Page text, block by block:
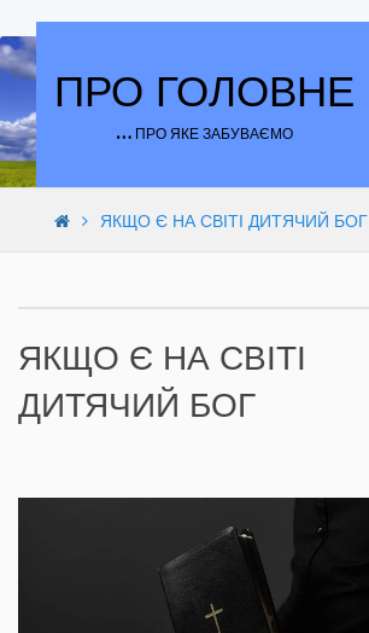
Skip to content
ПРО ГОЛОВНЕ
… ПРО ЯКЕ ЗАБУВАЄМО
ЯКЩО Є НА СВІТІ ДИТЯЧИЙ БОГ
ЯКЩО Є НА СВІТІ
ДИТЯЧИЙ БОГ